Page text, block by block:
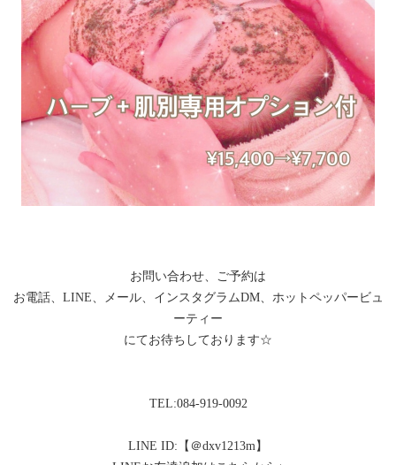
お問い合わせ、ご予約は
お電話、LINE、メール、インスタグラムDM、ホットペッパービュ
ーティー
にてお待ちしております☆
TEL:084-919-0092
LINE ID:【＠dxv1213m】